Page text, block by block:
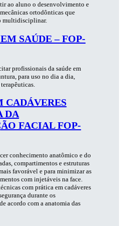
ao aluno o desenvolvimento e
ortodônticas que
multidisciplinar.
SAÚDE – FOP-
profissionais da saúde em
para uso no dia a dia,
CADÁVERES
DA
FACIAL FOP-
conhecimento anatômico e do
compartimentos e estruturas
favorável e para minimizar as
com injetáveis na face.
com prática em cadáveres
durante os
acordo com a anatomia das